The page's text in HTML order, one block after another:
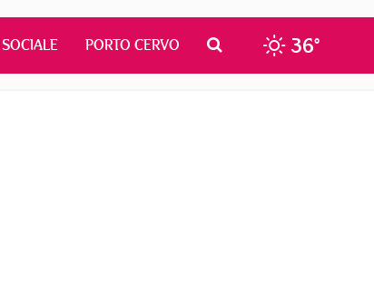
SOCIALE PORTO CERVO 36°